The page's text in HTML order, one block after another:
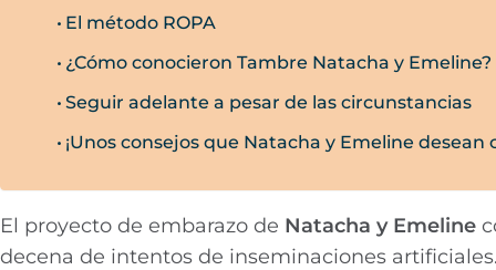
El método ROPA
¿Cómo conocieron Tambre Natacha y Emeline?
Seguir adelante a pesar de las circunstancias
¡Unos consejos que Natacha y Emeline
El proyecto de embarazo de Natacha y Emeline
decena de intentos de inseminaciones